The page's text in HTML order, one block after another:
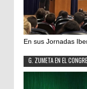
En sus Jornadas
G. ZUMETA EN EL